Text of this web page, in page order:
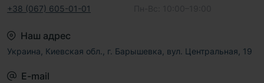
+38 (067) 605-01-01
Наш адрес
Украина, Киевская обл., г. Барышевка, вул. Центральная, 19
E-mail